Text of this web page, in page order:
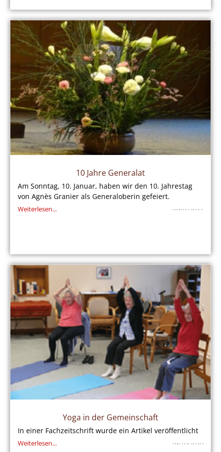
10 Jahre Generalat
Am Sonntag, 10. Januar, haben wir den 10. Jahrestag
von Agnès Granier als Generaloberin gefeiert.
Weiterlesen... 14/01/2021
Yoga in der Gemeinschaft
In einer Fachzeitschrift wurde ein Artikel veröffentlicht
Weiterlesen... 19/10/2020